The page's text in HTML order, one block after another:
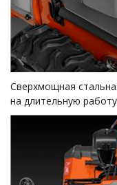
Сверхмощная
на длительную